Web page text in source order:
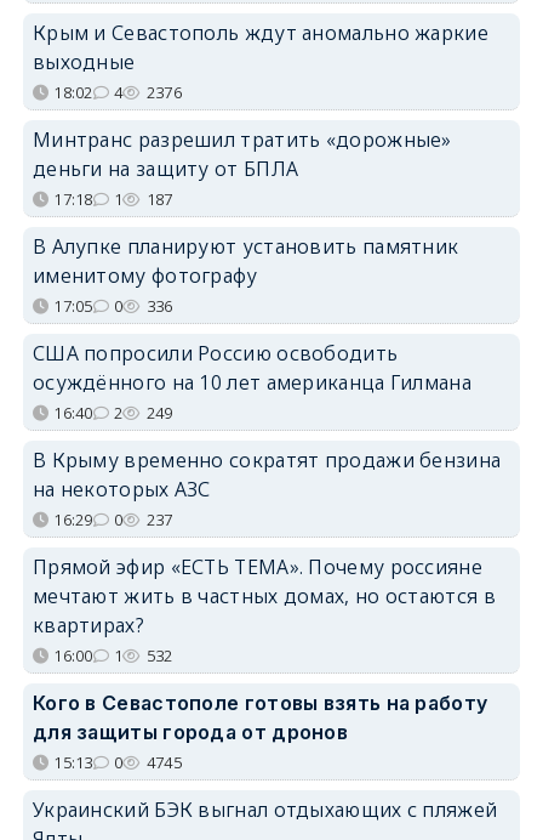
Крым и Севастополь ждут аномально жаркие
выходные
18:02 4 2376
Минтранс разрешил тратить «дорожные»
деньги на защиту от БПЛА
17:18 1 187
В Алупке планируют установить памятник
именитому фотографу
17:05 0 336
США попросили Россию освободить
осуждённого на 10 лет американца Гилмана
16:40 2 249
В Крыму временно сократят продажи бензина
на некоторых АЗС
16:29 0 237
Прямой эфир «ЕСТЬ ТЕМА». Почему россияне
мечтают жить в частных домах, но остаются в
квартирах?
16:00 1 532
Кого в Севастополе готовы взять на работу
для защиты города от дронов
15:13 0 4745
Украинский БЭК выгнал отдыхающих с пляжей